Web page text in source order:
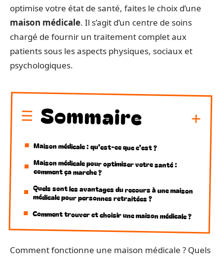
optimise votre état de santé, faites le choix d’une
maison médicale. Il s’agit d’un centre de soins
chargé de fournir un traitement complet aux
patients sous les aspects physiques, sociaux et
psychologiques.
Sommaire
Maison médicale : qu’est-ce que c’est ?
Maison médicale pour optimiser votre santé :
comment ça marche ?
Quels sont les avantages du recours à une maison
médicale pour personnes retraitées ?
Comment trouver et choisir une maison médicale ?
Comment fonctionne une maison médicale ? Quels